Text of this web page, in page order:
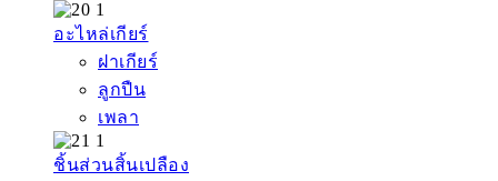
อะไหล่เกียร์
ฝาเกียร์
ลูกปืน
เพลา
ชิ้นส่วนสิ้นเปลือง